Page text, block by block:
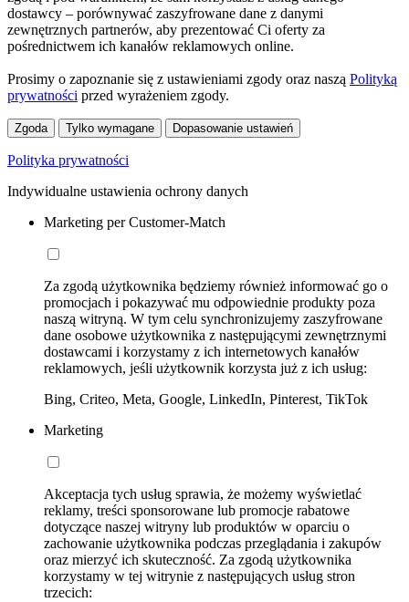
dostawcy – porównywać zaszyfrowane dane z danymi
zewnętrznych partnerów, aby prezentować Ci oferty za
pośrednictwem ich kanałów reklamowych online.
Prosimy o zapoznanie się z ustawieniami zgody oraz naszą Polityką
prywatności przed wyrażeniem zgody.
Zgoda Tylko wymagane Dopasowanie ustawień
Polityka prywatności
Indywidualne ustawienia ochrony danych
Marketing per Customer-Match
Za zgodą użytkownika będziemy również informować go o
promocjach i pokazywać mu odpowiednie produkty poza
naszą witryną. W tym celu synchronizujemy zaszyfrowane
dane osobowe użytkownika z następującymi zewnętrznymi
dostawcami i korzystamy z ich internetowych kanałów
reklamowych, jeśli użytkownik korzysta już z ich usług:
Bing, Criteo, Meta, Google, LinkedIn, Pinterest, TikTok
Marketing
Akceptacja tych usług sprawia, że możemy wyświetlać
reklamy, treści sponsorowane lub promocje rabatowe
dotyczące naszej witryny lub produktów w oparciu o
zachowanie użytkownika podczas przeglądania i zakupów
oraz mierzyć ich skuteczność. Za zgodą użytkownika
korzystamy w tej witrynie z następujących usług stron
trzecich: